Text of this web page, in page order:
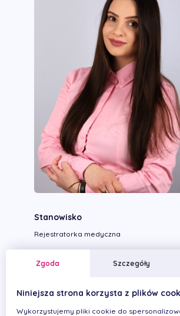
Stanowisko
Rejestratorka medyczna
Wykonywane zabiegi
Zgoda Szczegóły
Niniejsza strona korzysta z plików
Wykorzystujemy pliki cookie do